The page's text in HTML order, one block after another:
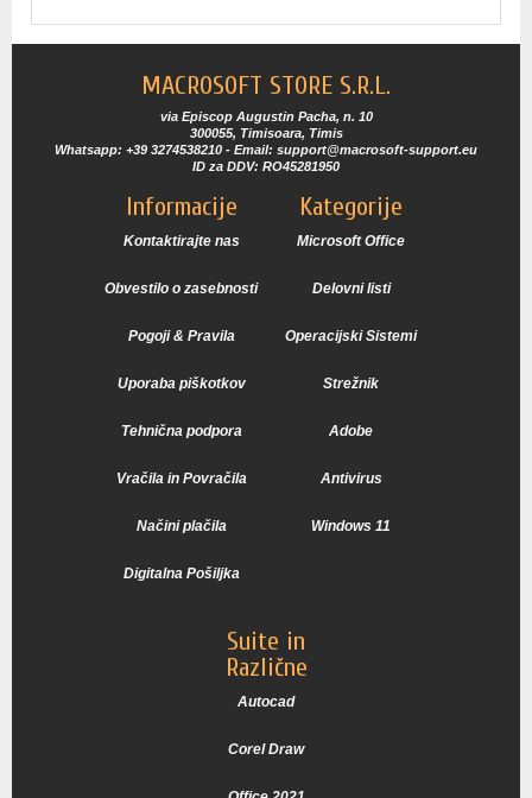
MACROSOFT STORE S.R.L.
via Episcop Augustin Pacha, n. 10
300055, Timisoara, Timis
Whatsapp: +39 3274538210 - Email: support@macrosoft-support.eu
ID za DDV: RO45281950
Informacije
Kontaktirajte nas
Obvestilo o zasebnosti
Pogoji & Pravila
Uporaba piškotkov
Tehnična podpora
Vračila in Povračila
Načini plačila
Digitalna Pošiljka
Kategorije
Microsoft Office
Delovni listi
Operacijski Sistemi
Strežnik
Adobe
Antivirus
Windows 11
Suite in
Različne
Autocad
Corel Draw